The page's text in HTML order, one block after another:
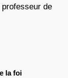
de
la foi